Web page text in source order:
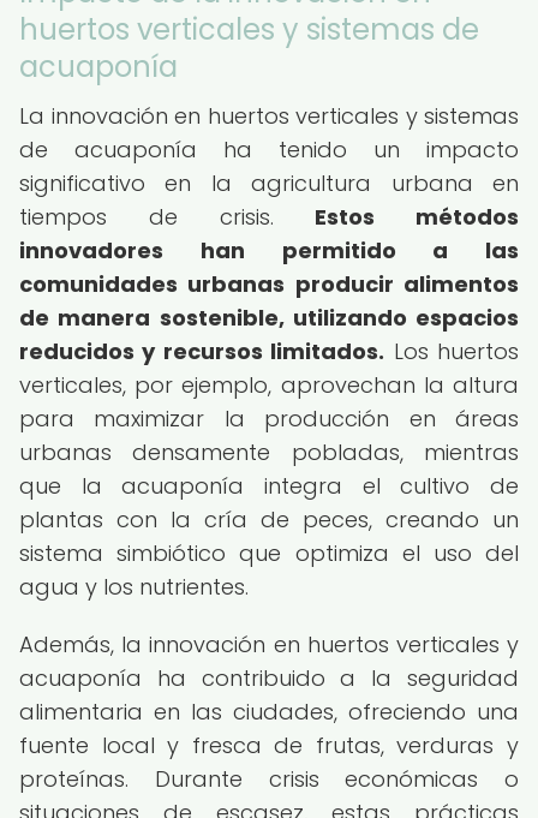
huertos verticales y sistemas de
acuaponía
La innovación en huertos verticales y sistemas
de acuaponía ha tenido un impacto
significativo en la agricultura urbana en
tiempos de crisis. Estos métodos
innovadores han permitido a las
comunidades urbanas producir alimentos
de manera sostenible, utilizando espacios
reducidos y recursos limitados. Los huertos
verticales, por ejemplo, aprovechan la altura
para maximizar la producción en áreas
urbanas densamente pobladas, mientras
que la acuaponía integra el cultivo de
plantas con la cría de peces, creando un
sistema simbiótico que optimiza el uso del
agua y los nutrientes.
Además, la innovación en huertos verticales y
acuaponía ha contribuido a la seguridad
alimentaria en las ciudades, ofreciendo una
fuente local y fresca de frutas, verduras y
proteínas. Durante crisis económicas o